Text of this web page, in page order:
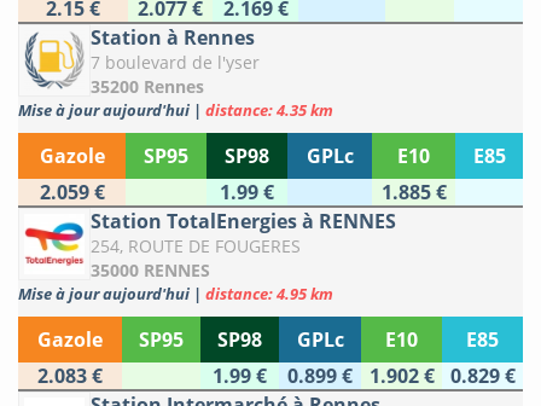
2.15 €
2.077 €
2.169 €
Station à Rennes
7 boulevard de l'yser
35200 Rennes
Mise à jour aujourd'hui | distance: 4.35 km
Gazole SP95 SP98 GPLc E10
E85
2.059 €
1.99 €
1.885 €
Station TotalEnergies à RENNES
254, ROUTE DE FOUGERES
35000 RENNES
Mise à jour aujourd'hui | distance: 4.95 km
Gazole SP95 SP98 GPLc E10
E85
2.083 €
1.99 € 0.899 € 1.902 €
0.829 €